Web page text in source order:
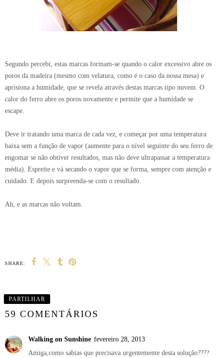
Segundo percebi, estas marcas formam-se quando o calor excessivo abre os
poros da madeira (mesmo com velatura, como é o caso da nossa mesa) e
aprisiona a humidade, que se revela através destas marcas tipo nuvem. O
calor do ferro abre os poros novamente e permite que a humidade se
escape.
Deve ir tratando uma marca de cada vez, e começar por uma temperatura
baixa sem a função de vapor (aumente para o nível seguinte do seu ferro de
engomar se não obtiver resultados, mas não deve ultrapassar a temperatura
média). Espreite e vá secando o vapor que se forma, sempre com atenção e
cuidado. E depois surpreenda-se com o resultado.
Ah, e as marcas não voltam.
SHARE:
PARTILHAR
59 COMENTÁRIOS
Walking on Sunshine fevereiro 28, 2013
Amiga,como sabias que precisava urgentemente desta solução????